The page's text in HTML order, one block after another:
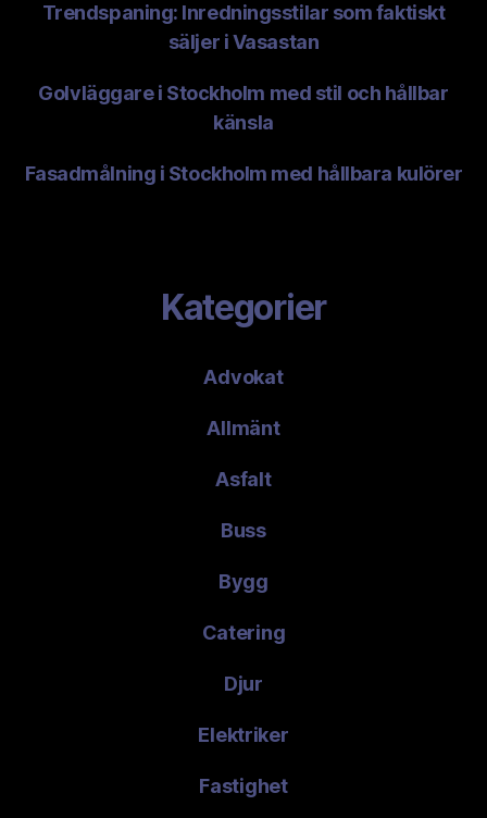
Trendspaning: Inredningsstilar som faktiskt
säljer i Vasastan
Golvläggare i Stockholm med stil och hållbar
känsla
Fasadmålning i Stockholm med hållbara kulörer
Kategorier
Advokat
Allmänt
Asfalt
Buss
Bygg
Catering
Djur
Elektriker
Fastighet